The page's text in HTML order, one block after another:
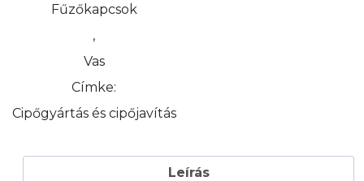
Fűzőkapcsok
,
Vas
Címke:
Cipőgyártás és cipőjavítás
Leírás